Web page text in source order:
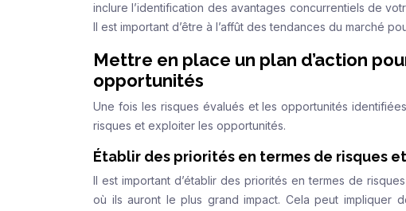
inclure l’identification des avantages concurrentiels de
Il est important d’être à l’affût des tendances du marché
Mettre en place un plan d’action
opportunités
Une fois les risques évalués et les opportunités
risques et exploiter les opportunités.
Établir des priorités en termes de risques
Il est important d’établir des priorités en termes de
où ils auront le plus grand impact. Cela peut impliquer